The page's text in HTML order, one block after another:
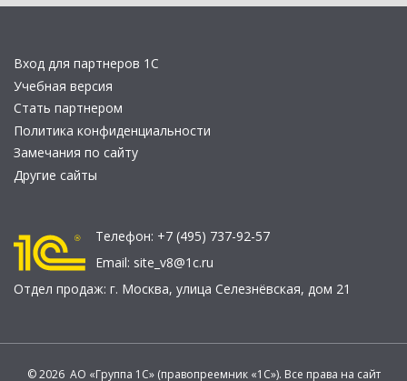
Вход для партнеров 1С
Учебная версия
Стать партнером
Политика конфиденциальности
Замечания по сайту
Другие сайты
Телефон: +7 (495) 737-92-57
Email: site_v8@1c.ru
Отдел продаж: г. Москва, улица Селезнёвская, дом 21
© 2026 АО «Группа 1С» (правопреемник «1С»). Все права на сайт